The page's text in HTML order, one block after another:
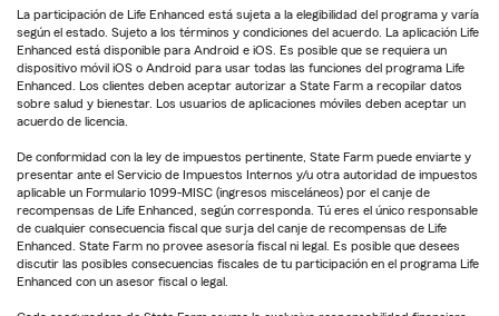
La participación de Life Enhanced está sujeta a la elegibilidad del programa y varía
según el estado. Sujeto a los términos y condiciones del acuerdo. La aplicación Life
Enhanced está disponible para Android e iOS. Es posible que se requiera un
dispositivo móvil iOS o Android para usar todas las funciones del programa Life
Enhanced. Los clientes deben aceptar autorizar a State Farm a recopilar datos
sobre salud y bienestar. Los usuarios de aplicaciones móviles deben aceptar un
acuerdo de licencia.
De conformidad con la ley de impuestos pertinente, State Farm puede enviarte y
presentar ante el Servicio de Impuestos Internos y/u otra autoridad de impuestos
aplicable un Formulario 1099-MISC (ingresos misceláneos) por el canje de
recompensas de Life Enhanced, según corresponda. Tú eres el único responsable
de cualquier consecuencia fiscal que surja del canje de recompensas de Life
Enhanced. State Farm no provee asesoría fiscal ni legal. Es posible que desees
discutir las posibles consecuencias fiscales de tu participación en el programa Life
Enhanced con un asesor fiscal o legal.